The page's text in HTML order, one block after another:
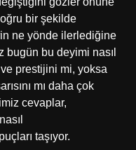
bir şekilde
ne yönde ilerlediğine
bugün bu deyimi nasıl
prestijini mi, yoksa
mı daha çok
cevaplar,
taşıyor.